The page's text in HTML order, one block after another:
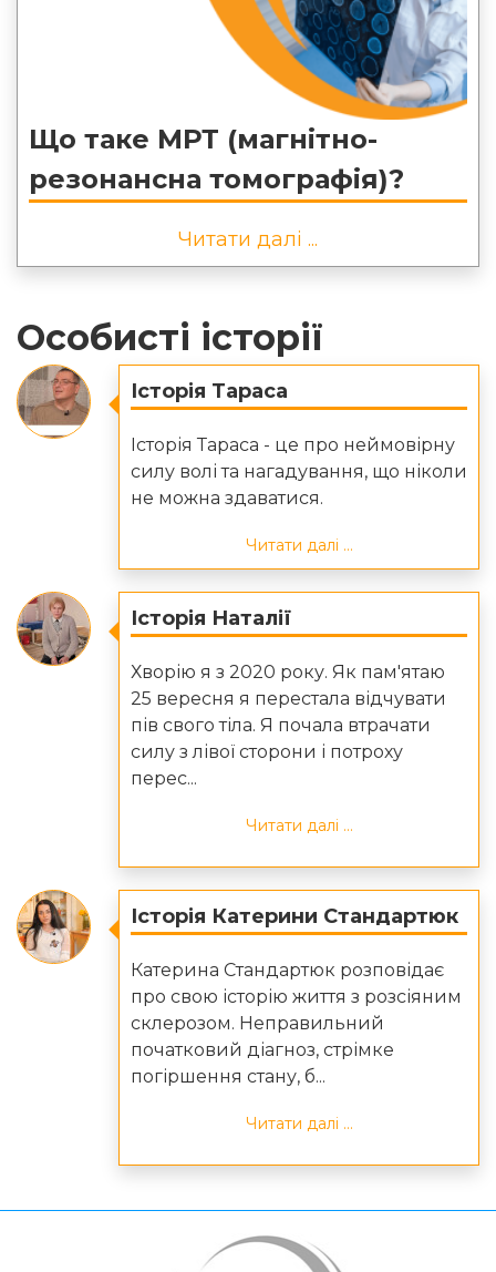
Що таке МРТ (магнітно-
резонансна томографія)?
Читати далі ...
Особисті історії
Історія Тараса
Історія Тараса - це про неймовірну
силу волі та нагадування, що ніколи
не можна здаватися.
Читати далі ...
Історія Наталії
Хворію я з 2020 року. Як пам'ятаю
25 вересня я перестала відчувати
пів свого тіла. Я почала втрачати
силу з лівої сторони і потроху
перес...
Читати далі ...
Історія Катерини Стандартюк
Катерина Стандартюк розповідає
про свою історію життя з розсіяним
склерозом. Неправильний
початковий діагноз, стрімке
погіршення стану, б...
Читати далі ...